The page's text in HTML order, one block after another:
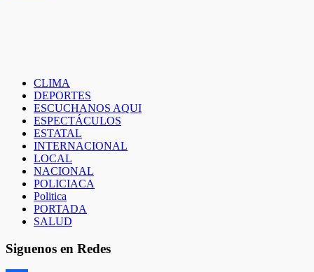
CLIMA
DEPORTES
ESCUCHANOS AQUI
ESPECTÁCULOS
ESTATAL
INTERNACIONAL
LOCAL
NACIONAL
POLICIACA
Politica
PORTADA
SALUD
Siguenos en Redes